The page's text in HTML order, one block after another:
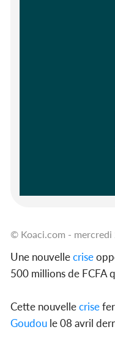
© Koaci.com -
Une nouvellecrise
500 millions de FCFA
Cette nouvellecrise
Goudou le 08 avril